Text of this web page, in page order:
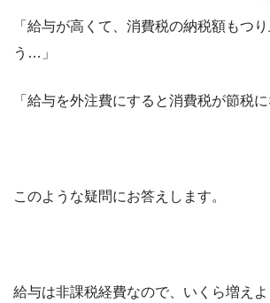
「給与が高くて、消費税の納税額もつ
う…」
「給与を外注費にすると消費税が節税に
このような疑問にお答えします。
給与は非課税経費なので、いくら増え